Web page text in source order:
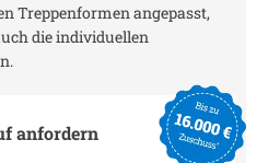
Treppenformen angepasst,
die individuellen
anfordern